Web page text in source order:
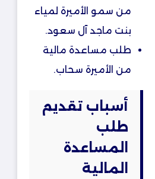
من سمو الأميرة لمياء
بنت ماجد آل سعود.
طلب مساعدة مالية
من الأميرة سحاب.
أسباب تقديم
طلب
المساعدة
المالية